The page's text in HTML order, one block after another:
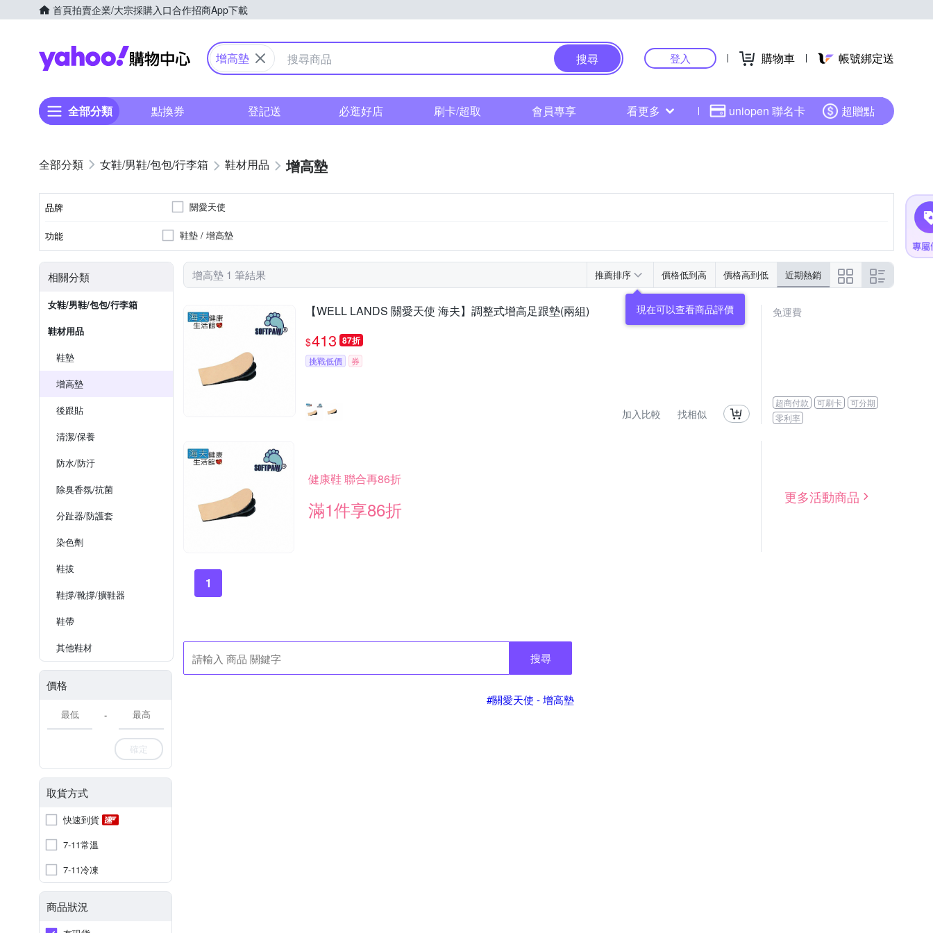
首頁拍賣企業/大宗採購入口合作招商App下載
Yahoo購物中心
增高墊 搜尋 登入 購物車 帳號綁定送
全部分類 點換券 登記送 必逛好店 刷卡/超取 會員專享 看更多 uniopen 聯名卡 超贈點
女鞋/男鞋/包包/行李箱 鞋材用品 增高墊
品牌 關愛天使
功能 鞋墊 / 增高墊
相關分類
女鞋/男鞋/包包/行李箱
鞋材用品
鞋墊
增高墊
後跟貼
清潔/保養
防水/防汙
除臭香氛/抗菌
分趾器/防護套
染色劑
鞋拔
鞋撐/靴撐/擴鞋器
鞋帶
其他鞋材
價格
-
確定
取貨方式
快速到貨
7-11常溫
7-11冷凍
商品狀況
增高墊 1 筆結果 推薦排序 價格低到高 價格高到低 近期熱銷
現在可以查看商品評價
【WELL LANDS 關愛天使 海夫】調整式增高足跟墊(兩組)
$413 87折
挑戰低價 券
加入比較 找相似
免運費
超商付款 可刷卡
可分期
零利率
健康鞋 聯合再86折
滿1件享86折
更多活動商品
1
搜尋
#關愛天使 - 增高墊